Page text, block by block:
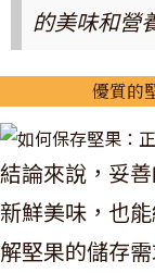
的美味和營
優質的
結論來說，妥
新鮮美味，也
解堅果的儲存